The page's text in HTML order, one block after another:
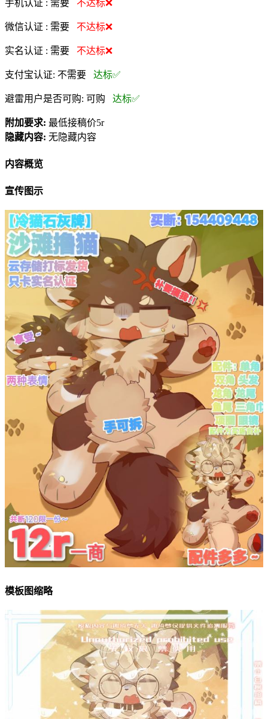
手机认证 : 需要 不达标❌
微信认证 : 需要 不达标❌
实名认证 : 需要 不达标❌
支付宝认证: 不需要 达标✅
避雷用户是否可购: 可购 达标✅
附加要求: 最低接稿价5r
隐藏内容: 无隐藏内容
内容概览
宣传图示
模板图缩略